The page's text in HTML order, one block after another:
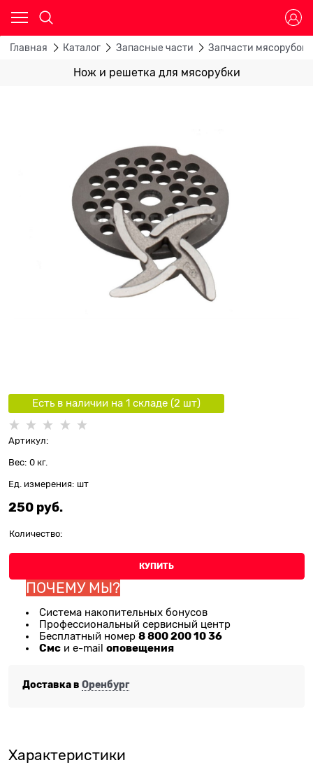
Главная Каталог Запасные части Запчасти мясорубок
Нож и решетка для мясорубки
Есть в наличии на 1 складe (2 шт)
Артикул:
Вес: 0 кг.
Ед. измерения: шт
250 руб.
Количество:
КУПИТЬ
ПОЧЕМУ МЫ?
Система накопительных бонусов
Профессиональный сервисный центр
Бесплатный номер 8 800 200 10 36
Смс и e-mail оповещения
Доставка в Оренбург
Характеристики